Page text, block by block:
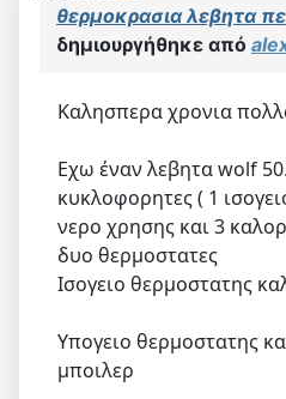
θερμοκρασια λεβητα
δημιουργήθηκε από
Καλησπερα χρονια
Εχω έναν λεβητα wolf
κυκλοφορητες ( 1
νερο χρησης και 3
δυο θερμοστατες
Ισογειο θερμοστατης
Υπογειο θερμοστατης
μποιλερ